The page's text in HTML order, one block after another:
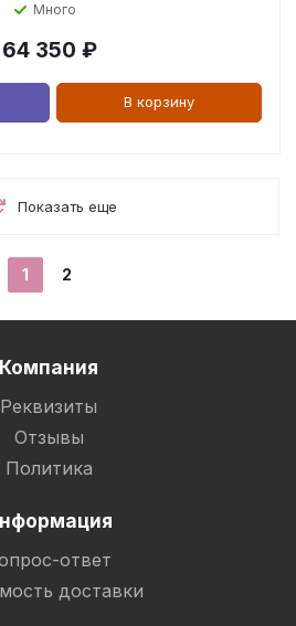
Много
64 350 ₽
В корзину
Показать еще
1 2
Компания
Реквизиты
Отзывы
Политика
ответ
доставки